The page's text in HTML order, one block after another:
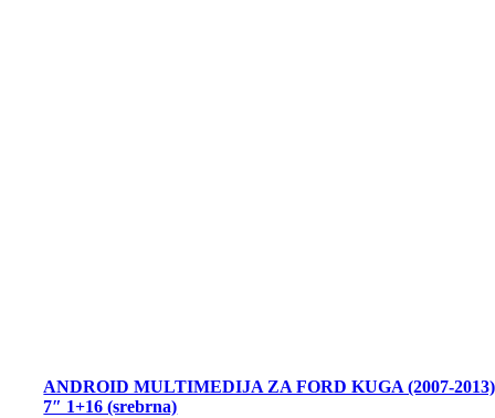
ANDROID MULTIMEDIJA ZA FORD KUGA (2007-2013)
7″ 1+16 (srebrna)